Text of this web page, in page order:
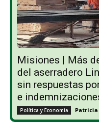
Misiones | Más
del aserradero
sin respuestas
e
Política y Economía Patricia